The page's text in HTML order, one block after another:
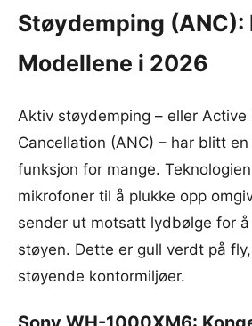
Støydemping (ANC):
Modellene i 2026
Aktiv støydemping – eller Active
Cancellation (ANC) – har blitt
funksjon for mange.
mikrofoner til å plukke opp
sender ut motsatt lydbølge for å
støyen. Dette er gull verdt på
støyende kontormiljøer.